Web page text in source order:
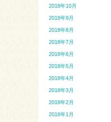
2018年10月
2018年9月
2018年8月
2018年7月
2018年6月
2018年5月
2018年4月
2018年3月
2018年2月
2018年1月